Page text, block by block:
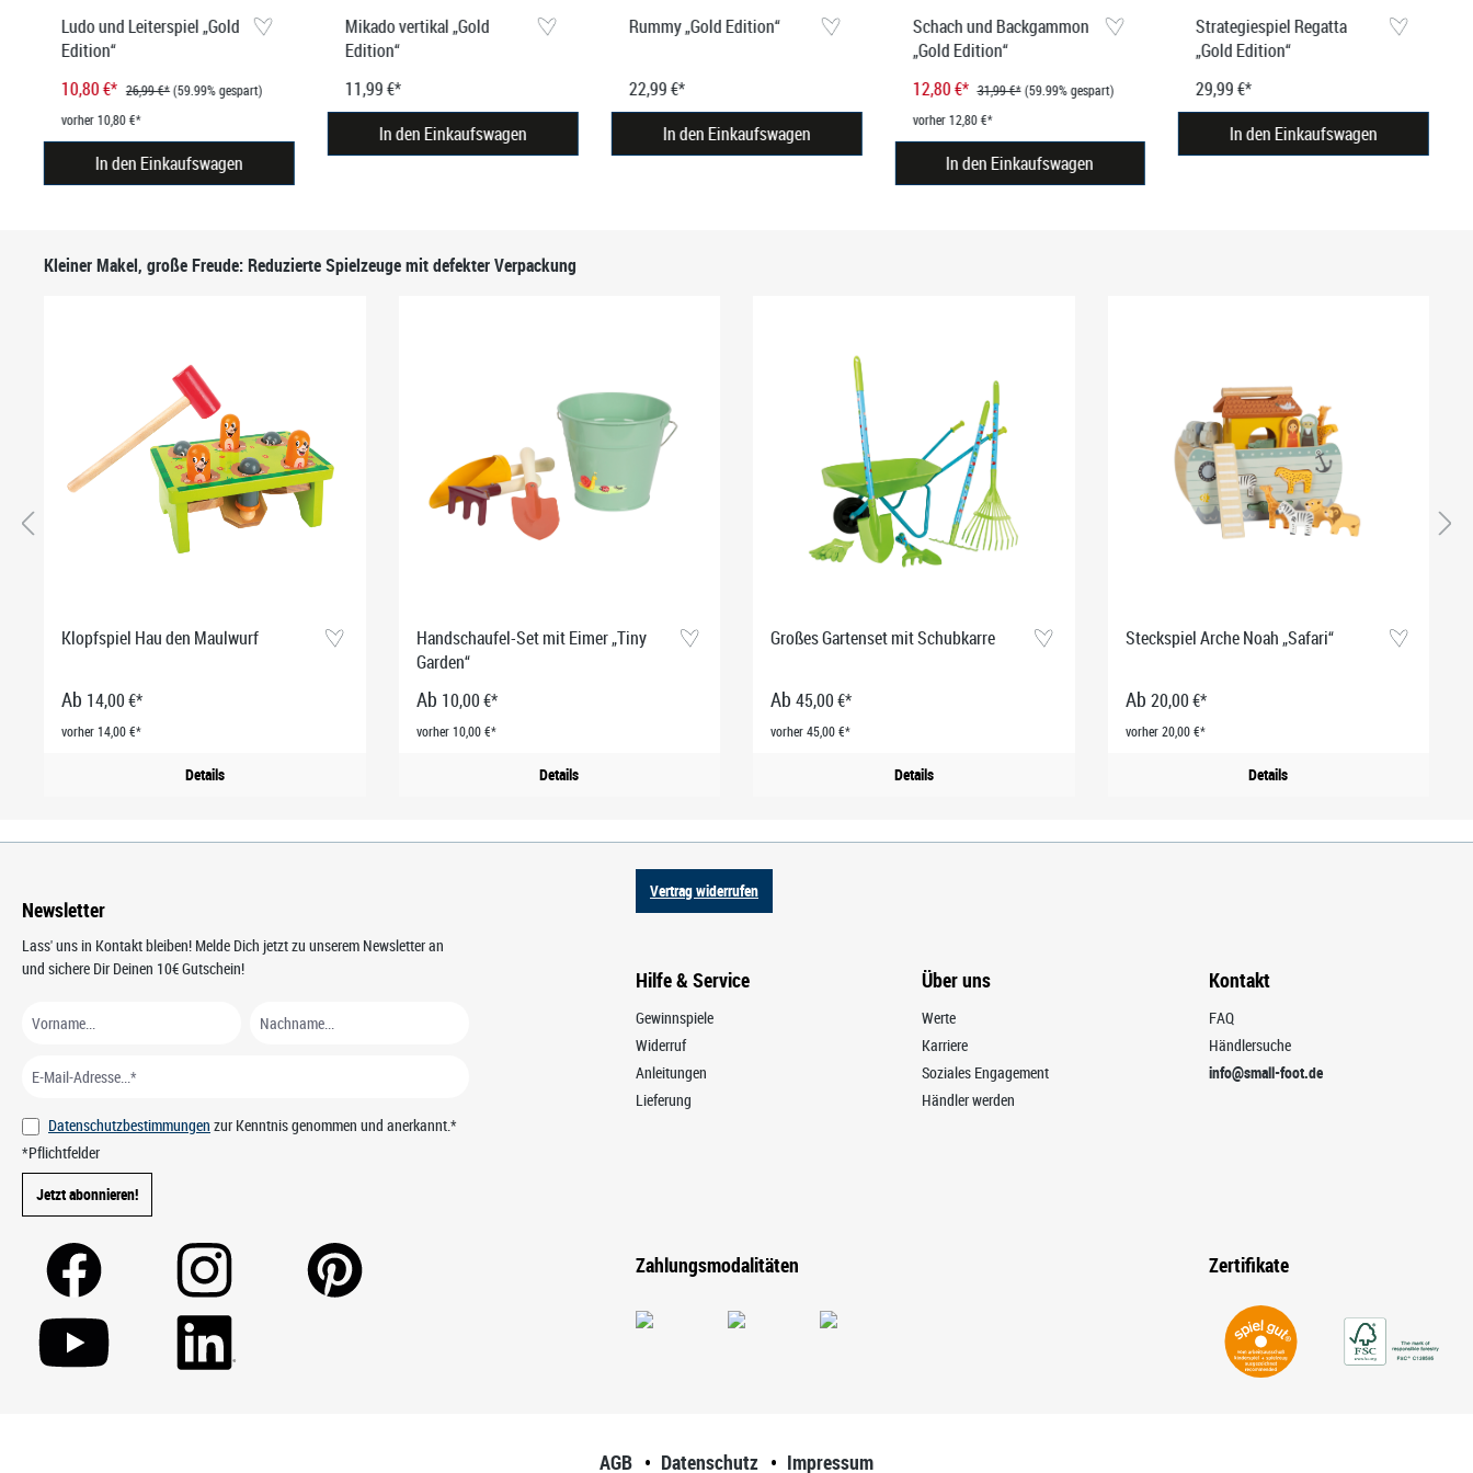
Ludo und Leiterspiel „Gold
Edition“
10,80 €* 26,99 €*(59.99% gespart)
vorher 10,80 €*
In den Einkaufswagen
Mikado vertikal „Gold
Edition“
11,99 €*
In den Einkaufswagen
Rummy „Gold Edition“
22,99 €*
In den Einkaufswagen
Schach und Backgammon
„Gold Edition“
12,80 €* 31,99 €* (59.99% gespart)
vorher 12,80 €*
In den Einkaufswagen
Strategiespiel Regatta
„Gold Edition“
29,99 €*
In den Einkaufswagen
Produktgalerie überspringen
Kleiner Makel, große Freude: Reduzierte Spielzeuge mit defekter Verpackung
Klopfspiel Hau den Maulwurf
Ab 14,00 €*
vorher 14,00 €*
Details
Handschaufel-Set mit Eimer „Tiny
Garden“
Ab 10,00 €*
vorher 10,00 €*
Details
Großes Gartenset mit Schubkarre
Ab 45,00 €*
vorher 45,00 €*
Details
Steckspiel Arche Noah „Safari“
Ab 20,00 €*
vorher 20,00 €*
Details
Newsletter
Lass' uns in Kontakt bleiben! Melde Dich jetzt zu unserem Newsletter an
und sichere Dir Deinen 10€ Gutschein!
Datenschutzbestimmungen zur Kenntnis genommen und anerkannt.*
*Pflichtfelder
Jetzt abonnieren!
Vertrag widerrufen
Hilfe & Service
Gewinnspiele
Widerruf
Anleitungen
Lieferung
Über uns
Werte
Karriere
Soziales Engagement
Händler werden
Kontakt
FAQ
Händlersuche
info@small-foot.de
Zahlungsmodalitäten Zertifikate
AGB Datenschutz Impressum